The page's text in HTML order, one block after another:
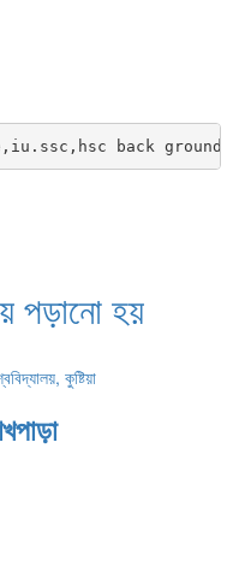
back ground
পড়ানো হয়
কুষ্টিয়া